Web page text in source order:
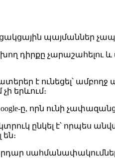
դիրքը
է ունեցել՝
երևում։
ը, որն ունի
կտրուկ ընկել է՝